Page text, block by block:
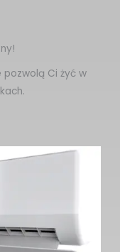
Ci żyć w